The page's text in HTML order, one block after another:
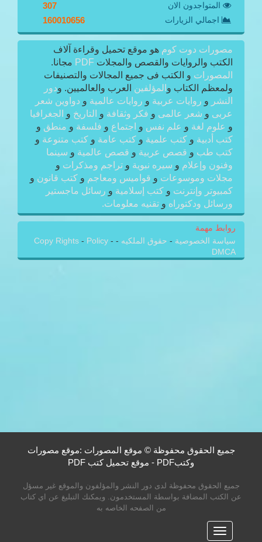
المتواجدون الان 307
اجمالي الزيارات 160010656
مصورات دوت كوم هو موقع تحميل وقراءة آلاف
الكتب والروايات والقصص والمجلات PDF مجانا.
المصورات و الكتب فى جميع المجالات والتصنيفات
ولمعظم الكتاب و المؤلفين العرب والعالميين. ودور
النشر و روايات عربية و روايات عالمية و دواوين شعر
عربى و شعر عالمى و فكر وثقافة و التاريخ و الجغرافيا
و علوم لغة و علم نفس و اجتماع و فلسفة و منطق و
كتب أدبية و كتب علمية و كتب عامة و كتب متنوعة و
كتب طب و قصص عربية و قصص عالمية و سينما
وفنون وإعلام و سيره نبوية و تراجم ومذكرات و
مجلات وموسوعات و قواميس ومعاجم و كتب قانون و
كمبيوتر وإنترنت و كتب إسلامية و رسائل ماجستير
ورسائل ودكتوراه و تقنيه معلومات.
روابط مهمة
سياسة الخصوصية - حقوق الملكيه -
Copy Rights - Policy -
DMCA
جميع الحقوق محفوظة © موقع المصورات :موقع مصورات
وكتبPDF - موقع تحميل كتب PDF
جميع الحقوق محفوظة لدى دور النشر والمؤلفون والموقع غير مسؤل
عن الكتب المضافة بواسطة المستخدمون. ويمكنك التبليغ عن اي كتاب
من الصفحه الخاصه به
القائمه